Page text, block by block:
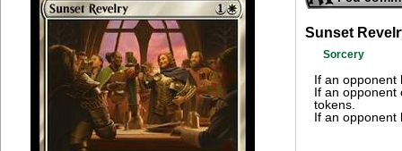
Sunset
Sorcery
If an opponent
If an opponent
tokens.
If an opponent